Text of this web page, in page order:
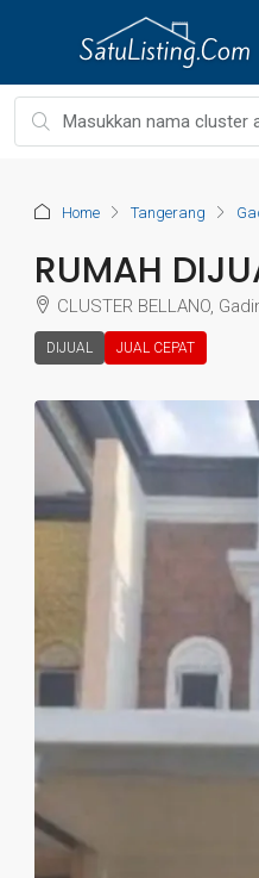
Home Tangerang
RUMAH
CLUSTER BELLANO,
DIJUAL JUAL CEPAT